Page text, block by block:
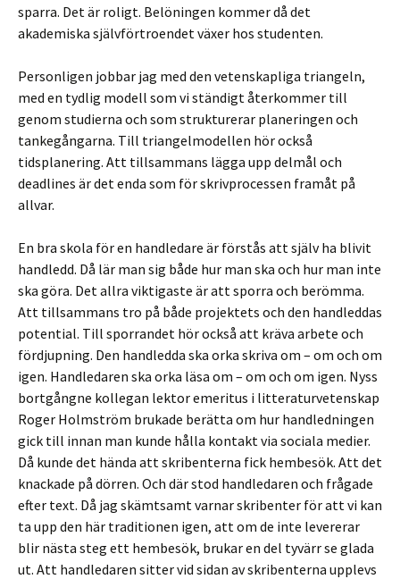
sparra. Det är roligt. Belöningen kommer då det
akademiska självförtroendet växer hos studenten.
Personligen jobbar jag med den vetenskapliga triangeln,
med en tydlig modell som vi ständigt återkommer till
genom studierna och som strukturerar planeringen och
tankegångarna. Till triangelmodellen hör också
tidsplanering. Att tillsammans lägga upp delmål och
deadlines är det enda som för skrivprocessen framåt på
allvar.
En bra skola för en handledare är förstås att själv ha blivit
handledd. Då lär man sig både hur man ska och hur man inte
ska göra. Det allra viktigaste är att sporra och berömma.
Att tillsammans tro på både projektets och den handleddas
potential. Till sporrandet hör också att kräva arbete och
fördjupning. Den handledda ska orka skriva om – om och om
igen. Handledaren ska orka läsa om – om och om igen. Nyss
bortgångne kollegan lektor emeritus i litteraturvetenskap
Roger Holmström brukade berätta om hur handledningen
gick till innan man kunde hålla kontakt via sociala medier.
Då kunde det hända att skribenterna fick hembesök. Att det
knackade på dörren. Och där stod handledaren och frågade
efter text. Då jag skämtsamt varnar skribenter för att vi kan
ta upp den här traditionen igen, att om de inte levererar
blir nästa steg ett hembesök, brukar en del tyvärr se glada
ut. Att handledaren sitter vid sidan av skribenterna upplevs